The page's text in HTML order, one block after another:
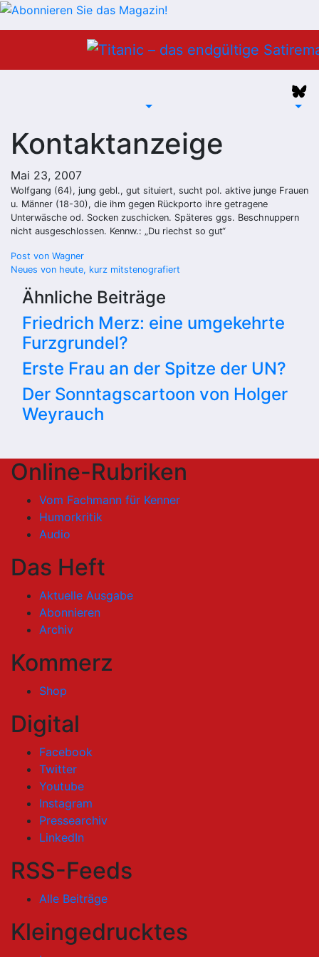
Kontaktanzeige
Mai 23, 2007
Wolfgang (64), jung gebl., gut situiert, sucht pol. aktive junge Frauen
u. Männer (18-30), die ihm gegen Rückporto ihre getragene
Unterwäsche od. Socken zuschicken. Späteres ggs. Beschnuppern
nicht ausgeschlossen. Kennw.: „Du riechst so gut“
Beitragsnavigation
Post von Wagner
Neues von heute, kurz mitstenografiert
Ähnliche Beiträge
Friedrich Merz: eine umgekehrte
Furzgrundel?
Erste Frau an der Spitze der UN?
Der Sonntagscartoon von Holger
Weyrauch
Online-Rubriken
Vom Fachmann für Kenner
Humorkritik
Audio
Das Heft
Aktuelle Ausgabe
Abonnieren
Archiv
Kommerz
Shop
Digital
Facebook
Twitter
Youtube
Instagram
Pressearchiv
LinkedIn
RSS-Feeds
Alle Beiträge
Kleingedrucktes